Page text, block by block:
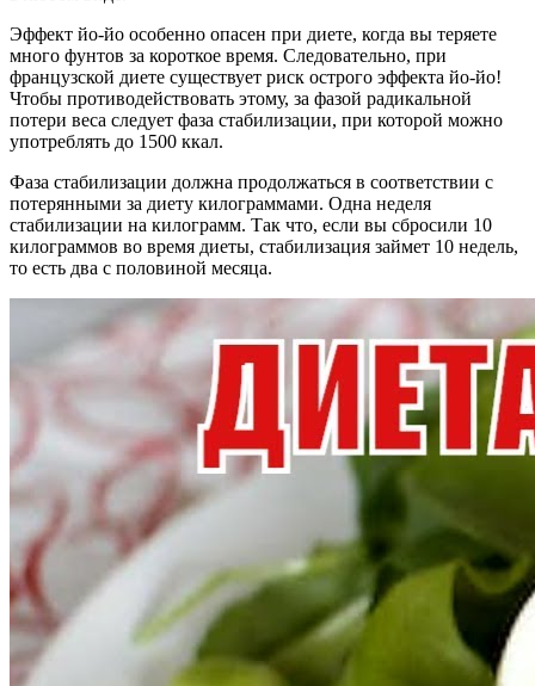
Эффект йо-йо особенно опасен при диете, когда вы теряете
много фунтов за короткое время. Следовательно, при
французской диете существует риск острого эффекта йо-йо!
Чтобы противодействовать этому, за фазой радикальной
потери веса следует фаза стабилизации, при которой можно
употреблять до 1500 ккал.
Фаза стабилизации должна продолжаться в соответствии с
потерянными за диету килограммами. Одна неделя
стабилизации на килограмм. Так что, если вы сбросили 10
килограммов во время диеты, стабилизация займет 10 недель,
то есть два с половиной месяца.